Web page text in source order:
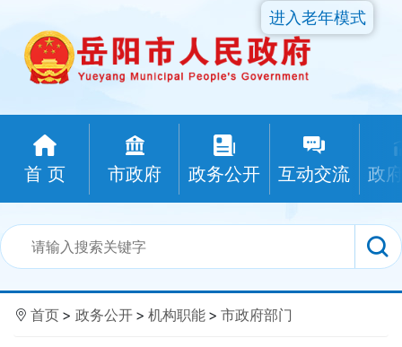
进入老年模式
首 页 市政府 政务公开 互动交流 政
首页 > 政务公开 > 机构职能 > 市政府部门